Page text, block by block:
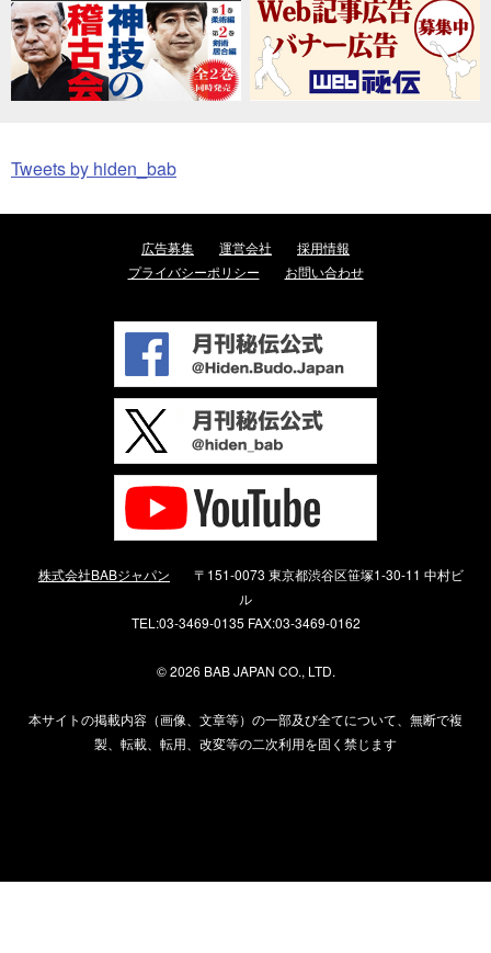
Tweets by hiden_bab
広告募集 運営会社
採用情報
プライバシーポリシー
お問い合わせ
株式会社BABジャパン
〒151-0073 東京都渋谷区笹塚1-30-11 中村ビ
ル
TEL:03-3469-0135 FAX:03-3469-0162
©2026 BAB JAPAN CO., LTD.
本サイトの掲載内容（画像、文章等）の一部及び全てについて、無断で複
製、転載、転用、改変等の二次利用を固く禁じます